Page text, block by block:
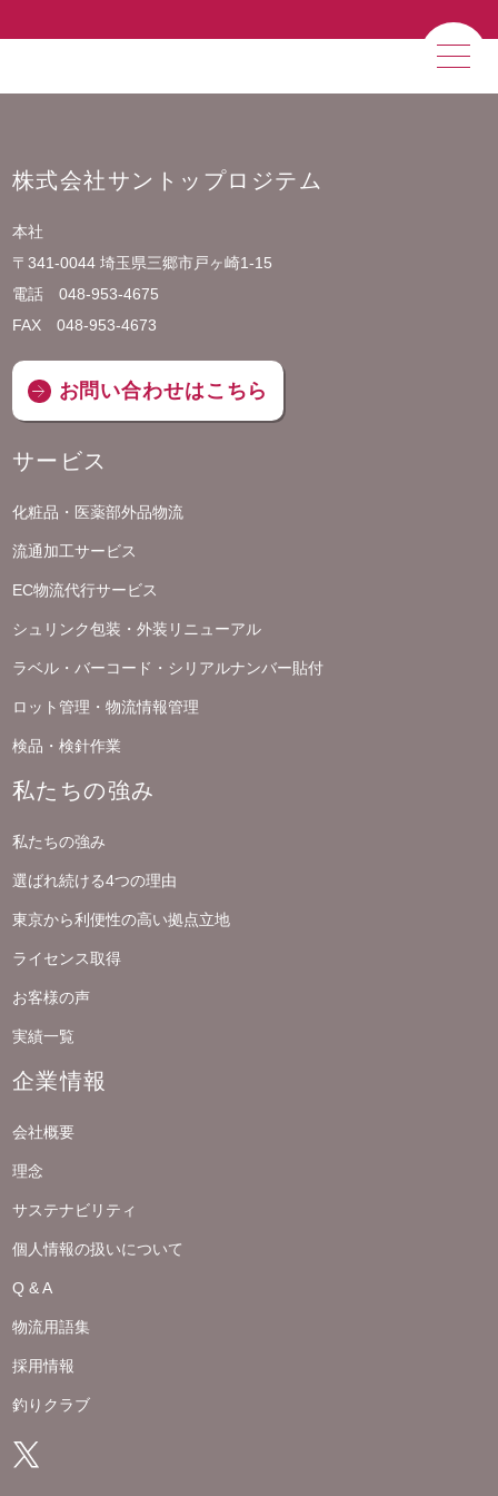
企業情報
株式会社サントップロジテム
本社
〒341-0044 埼玉県三郷市戸ヶ崎1-15
電話 048-953-4675
FAX 048-953-4673
お問い合わせはこちら
サービス
化粧品・医薬部外品物流
流通加工サービス
EC物流代行サービス
シュリンク包装・外装リニューアル
ラベル・バーコード・シリアルナンバー貼付
ロット管理・物流情報管理
検品・検針作業
私たちの強み
私たちの強み
選ばれ続ける4つの理由
東京から利便性の高い拠点立地
ライセンス取得
お客様の声
実績一覧
企業情報
会社概要
理念
サステナビリティ
個人情報の扱いについて
Q & A
物流用語集
採用情報
釣りクラブ